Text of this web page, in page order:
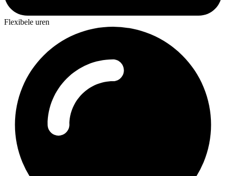
Flexibele uren